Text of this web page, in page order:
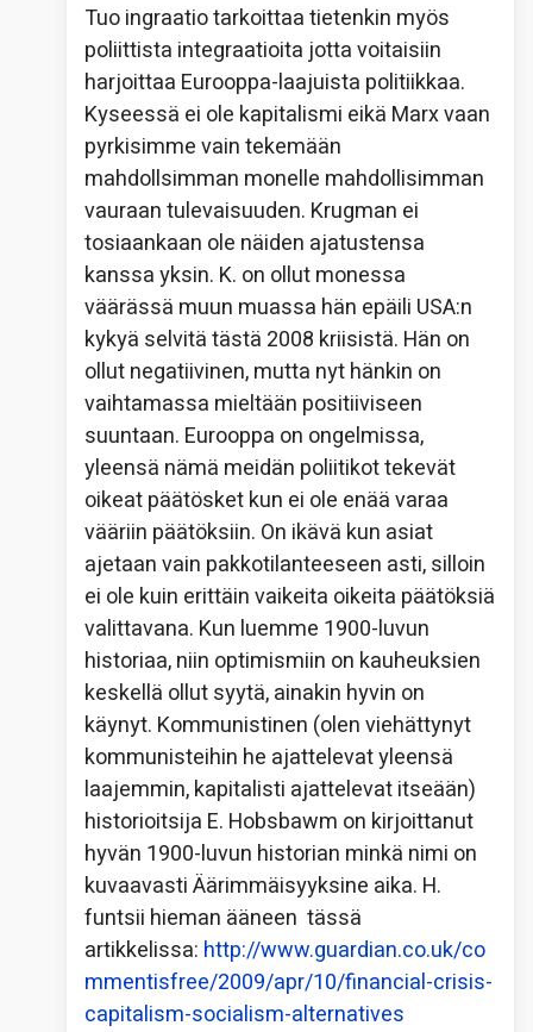
Tuo ingraatio tarkoittaa tietenkin myös
poliittista integraatioita jotta voitaisiin
harjoittaa Eurooppa-laajuista politiikkaa.
Kyseessä ei ole kapitalismi eikä Marx vaan
pyrkisimme vain tekemään
mahdollsimman monelle mahdollisimman
vauraan tulevaisuuden. Krugman ei
tosiaankaan ole näiden ajatustensa
kanssa yksin. K. on ollut monessa
väärässä muun muassa hän epäili USA:n
kykyä selvitä tästä 2008 kriisistä. Hän on
ollut negatiivinen, mutta nyt hänkin on
vaihtamassa mieltään positiiviseen
suuntaan. Eurooppa on ongelmissa,
yleensä nämä meidän poliitikot tekevät
oikeat päätösket kun ei ole enää varaa
vääriin päätöksiin. On ikävä kun asiat
ajetaan vain pakkotilanteeseen asti, silloin
ei ole kuin erittäin vaikeita oikeita päätöksiä
valittavana. Kun luemme 1900-luvun
historiaa, niin optimismiin on kauheuksien
keskellä ollut syytä, ainakin hyvin on
käynyt. Kommunistinen (olen viehättynyt
kommunisteihin he ajattelevat yleensä
laajemmin, kapitalisti ajattelevat itseään)
historioitsija E. Hobsbawm on kirjoittanut
hyvän 1900-luvun historian minkä nimi on
kuvaavasti Äärimmäisyyksine aika. H.
funtsii hieman ääneen tässä
artikkelissa: http://www.guardian.co.uk/co
mmentisfree/2009/apr/10/financial-crisis-
capitalism-socialism-alternatives